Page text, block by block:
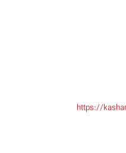
https://